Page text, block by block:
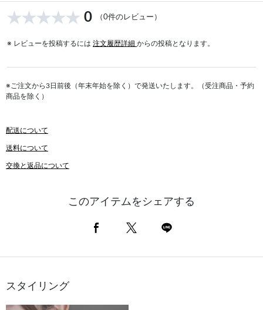
0 （0件のレビュー）
※ レビューを投稿するには 注文履歴詳細 からの投稿となります。
※ご注文から3日前後（年末年始を除く）で発送いたします。（受注商品・予約
商品を除く）
配送について
送料について
交換と返品について
このアイテムをシェアする
スタイリング